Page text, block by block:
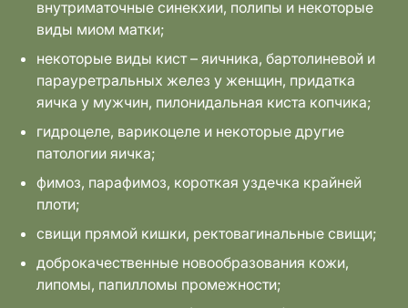
внутриматочные синекхии, полипы и некоторые
виды миом матки;
некоторые виды кист – яичника, бартолиневой и
парауретральных желез у женщин, придатка
яичка у мужчин, пилонидальная киста копчика;
гидроцеле, варикоцеле и некоторые другие
патологии яичка;
фимоз, парафимоз, короткая уздечка крайней
плоти;
свищи прямой кишки, ректовагинальные свищи;
доброкачественные новообразования кожи,
липомы, папилломы промежности;